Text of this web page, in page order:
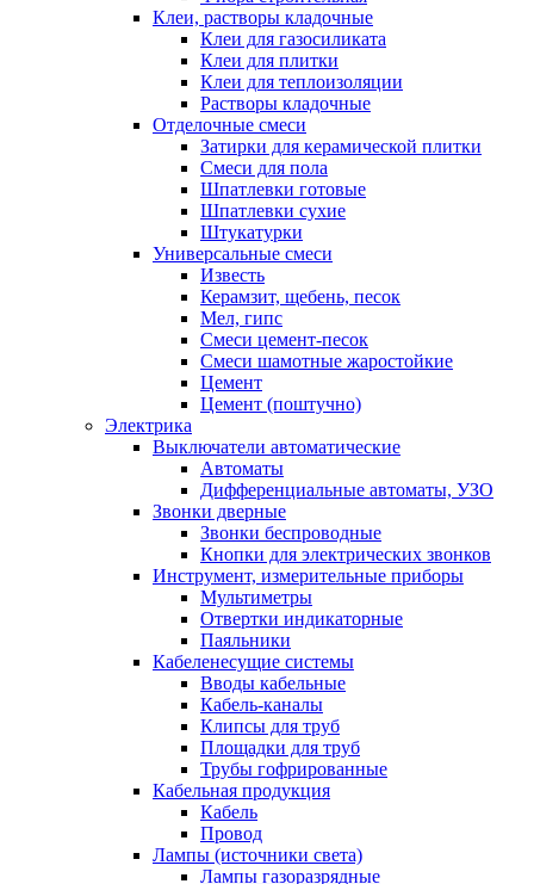
Клеи, растворы кладочные
Клеи для газосиликата
Клеи для плитки
Клеи для теплоизоляции
Растворы кладочные
Отделочные смеси
Затирки для керамической плитки
Смеси для пола
Шпатлевки готовые
Шпатлевки сухие
Штукатурки
Универсальные смеси
Известь
Керамзит, щебень, песок
Мел, гипс
Смеси цемент-песок
Смеси шамотные жаростойкие
Цемент
Цемент (поштучно)
Электрика
Выключатели автоматические
Автоматы
Дифференциальные автоматы, УЗО
Звонки дверные
Звонки беспроводные
Кнопки для электрических звонков
Инструмент, измерительные приборы
Мультиметры
Отвертки индикаторные
Паяльники
Кабеленесущие системы
Вводы кабельные
Кабель-каналы
Клипсы для труб
Площадки для труб
Трубы гофрированные
Кабельная продукция
Кабель
Провод
Лампы (источники света)
Лампы газоразрядные